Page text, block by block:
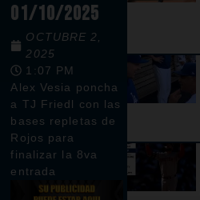
01/10/2025
OCTUBRE 2,
2025
1:07 PM
Alex Vesia poncha
a TJ Friedl con las
bases repletas de
Rojos para
finalizar la 8va
entrada